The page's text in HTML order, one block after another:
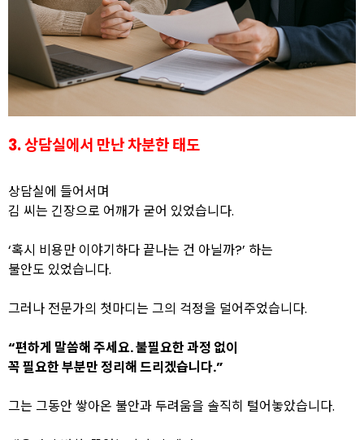
3. 상담실에서 만난 차분한 태도
상담실에 들어서며
김 씨는 긴장으로 어깨가 굳어 있었습니다.
‘혹시 비용만 이야기하다 끝나는 건 아닐까?’ 하는
불안도 있었습니다.
그러나 전문가의 첫마디는 그의 걱정을 덜어주었습니다.
“편하게 말씀해 주세요. 불필요한 과정 없이
꼭 필요한 부분만 정리해 드리겠습니다.”
그는 그동안 쌓아온 불안과 두려움을 솔직히 털어놓았습니다.